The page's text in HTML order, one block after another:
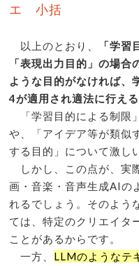
エ 小括
以上のとおり、
「学習
「表現出力目的」の場
ような目的がなければ、
4が適用され適法に行える
「学習目的による制限
や、「アイデア等が類似
する目的」について激し
しかし、この点が、実
画・音楽・音声生成AIの
れるでしょう。そのよう
ては、特定のクリエイタ
ことがあるからです。
一方、 LLMのようなテ